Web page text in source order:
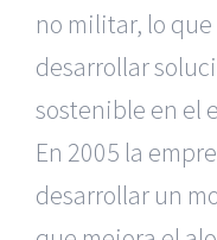
no militar, lo
desarrollar
sostenible en el
En 2005 la
desarrollar un